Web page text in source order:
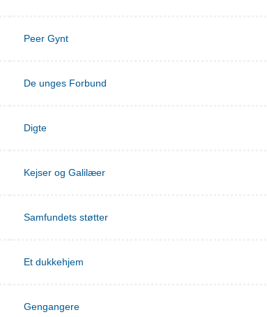
Peer Gynt
De unges Forbund
Digte
Kejser og Galilæer
Samfundets støtter
Et dukkehjem
Gengangere